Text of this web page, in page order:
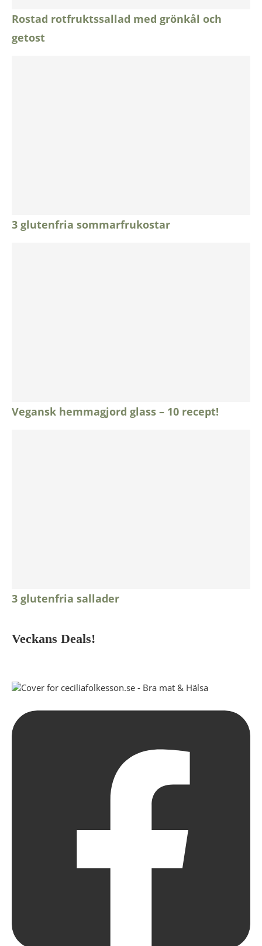
Rostad rotfruktssallad med grönkål och
getost
3 glutenfria sommarfrukostar
Vegansk hemmagjord glass – 10 recept!
3 glutenfria sallader
Veckans Deals!